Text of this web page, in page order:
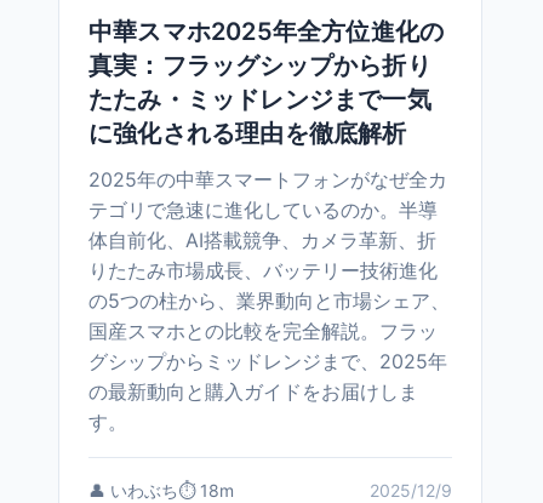
中華スマホ2025年全方位進化の
真実：フラッグシップから折り
たたみ・ミッドレンジまで一気
に強化される理由を徹底解析
2025年の中華スマートフォンがなぜ全カ
テゴリで急速に進化しているのか。半導
体自前化、AI搭載競争、カメラ革新、折
りたたみ市場成長、バッテリー技術進化
の5つの柱から、業界動向と市場シェア、
国産スマホとの比較を完全解説。フラッ
グシップからミッドレンジまで、2025年
の最新動向と購入ガイドをお届けしま
す。
👤 いわぶち⏱️ 18m 2025/12/9